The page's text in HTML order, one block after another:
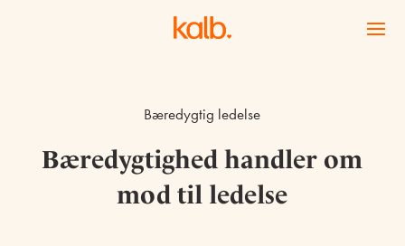
Bæredygtig ledelse
Bæredygtighed handler om
mod til ledelse